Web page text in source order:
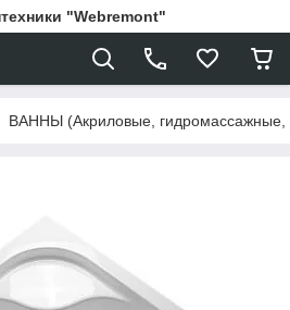
"Webremont"
ВАННЫ (Акриловые,